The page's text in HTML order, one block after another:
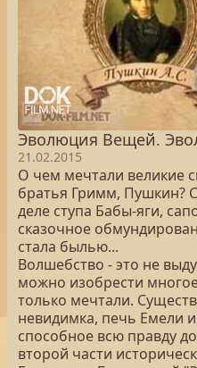
Эволюция Вещей.
21.02.2015
О чем мечтали великие
братья Гримм, Пушкин?
деле ступа Бабы-яги,
сказочное
стала былью...
Волшебство - это не
можно изобрести
только мечтали.
невидимка, печь Емели
способное всю правду
второй части